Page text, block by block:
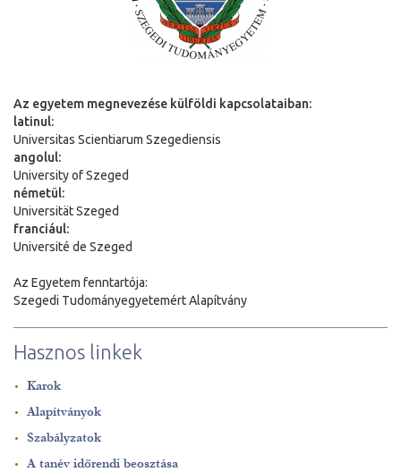
Az egyetem megnevezése külföldi kapcsolataiban:
latinul:
Universitas Scientiarum Szegediensis
angolul:
University of Szeged
németül:
Universität Szeged
franciául:
Université de Szeged
Az Egyetem fenntartója:
Szegedi Tudományegyetemért Alapítvány
Hasznos linkek
Karok
Alapítványok
Szabályzatok
A tanév időrendi beosztása